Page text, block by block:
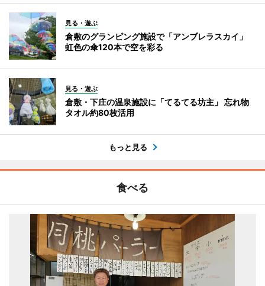
見る・遊ぶ
倉敷のグランピング施設で「アンブレラスカイ」
虹色の傘120本で空を彩る
見る・遊ぶ
倉敷・下庄の温泉施設に「てるてる坊主」 忘れ物
タオル約80枚活用
もっと見る
食べる